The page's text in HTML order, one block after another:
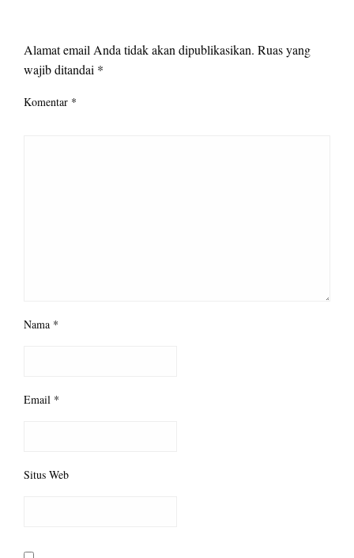
Alamat email Anda tidak akan dipublikasikan. Ruas yang
wajib ditandai *
Komentar *
Nama *
Email *
Situs Web